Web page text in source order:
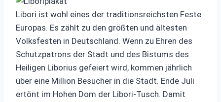
Libori ist wohl eines der traditionsreichsten Feste
Europas. Es zählt zu den größten und ältesten
Volksfesten in Deutschland. Wenn zu Ehren des
Schutzpatrons der Stadt und des Bistums des
Heiligen Liborius gefeiert wird, kommen jährlich
über eine Million Besucher in die Stadt. Ende Juli
ertönt im Hohen Dom der Libori-Tusch. Damit